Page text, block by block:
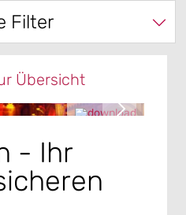
Filter
Übersicht
- Ihr